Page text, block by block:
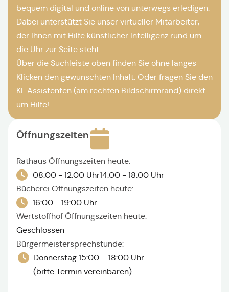
bequem digital und online von unterwegs erledigen.
Dabei unterstützt Sie unser virtueller Mitarbeiter,
der Ihnen mit Hilfe künstlicher Intelligenz rund um
die Uhr zur Seite steht.
Über die Suchleiste oben finden Sie ohne langes
Klicken den gewünschten Inhalt. Oder fragen Sie den
KI-Assistenten (am rechten Bildschirmrand) direkt
um Hilfe!
Öffnungszeiten
Rathaus Öffnungszeiten heute:
08:00 - 12:00 Uhr14:00 - 18:00 Uhr
Bücherei Öffnungszeiten heute:
16:00 - 19:00 Uhr
Wertstoffhof Öffnungszeiten heute:
Geschlossen
Bürgermeistersprechstunde:
Donnerstag 15:00 – 18:00 Uhr
(bitte Termin vereinbaren)